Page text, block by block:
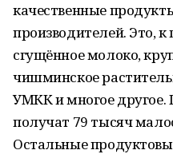
качественные
производителей. Это,
сгущённое молоко,
чишминское
УМКК и многое другое.
получат 79 тысяч
Остальные